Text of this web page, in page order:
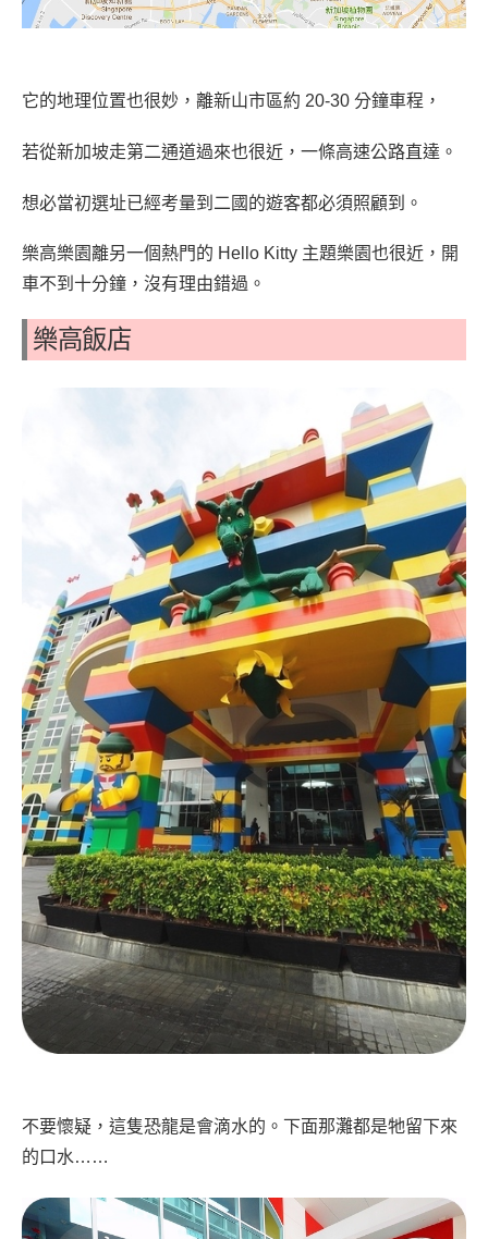
它的地理位置也很妙，離新山市區約 20-30 分鐘車程，
若從新加坡走第二通道過來也很近，一條高速公路直達。
想必當初選址已經考量到二國的遊客都必須照顧到。
樂高樂園離另一個熱門的 Hello Kitty 主題樂園也很近，開
車不到十分鐘，沒有理由錯過。
樂高飯店
不要懷疑，這隻恐龍是會滴水的。下面那灘都是牠留下來
的口水……